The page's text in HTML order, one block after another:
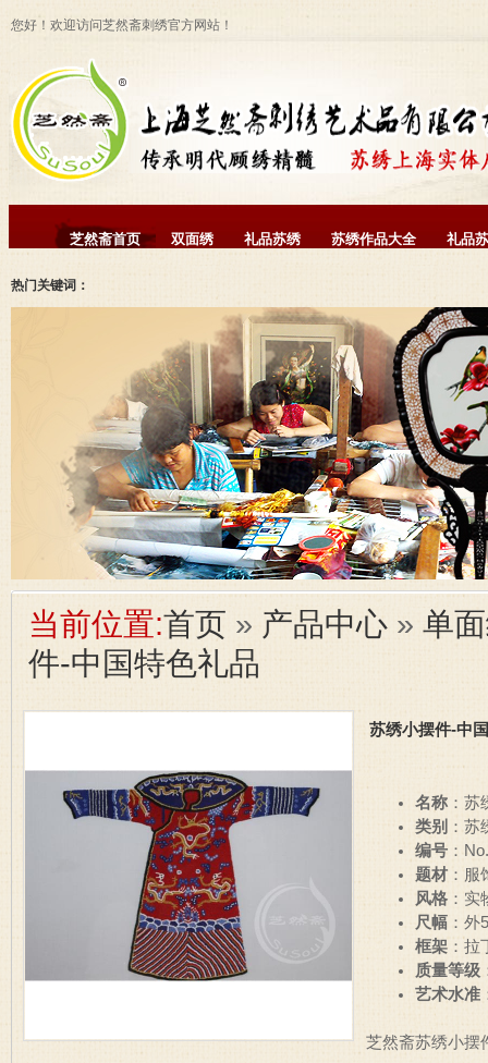
您好！欢迎访问芝然斋刺绣官方网站！
芝然斋首页 双面绣 礼品苏绣 苏绣作品大全 礼品
热门关键词：
当前位置:首页 » 产品中心 » 单
件-中国特色礼品
苏绣小摆件-中
名称 ：
类别 ：苏
编号 ：
题材 ：服
风格 ：实
尺幅 ：
框架 ：拉
质量等级
艺术水准
芝然斋苏绣小摆